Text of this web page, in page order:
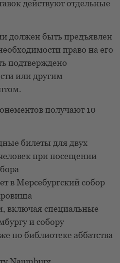
действуют отдельные
должен быть предъявлен
право на его
подтверждено
или другим
получают 10
билеты для двух
при посещении
в Мерсебургский собор
включая специальные
и собору
по библиотеке аббатства